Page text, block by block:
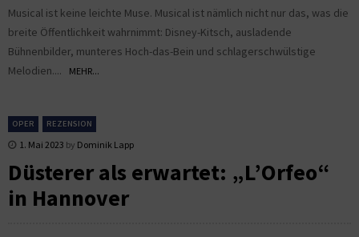
Musical ist keine leichte Muse. Musical ist nämlich nicht nur das, was die
breite Öffentlichkeit wahrnimmt: Disney-Kitsch, ausladende
Bühnenbilder, munteres Hoch-das-Bein und schlagerschwülstige
Melodien....
MEHR...
OPER REZENSION
1. Mai 2023 by Dominik Lapp
Düsterer als erwartet: „L’Orfeo“
in Hannover